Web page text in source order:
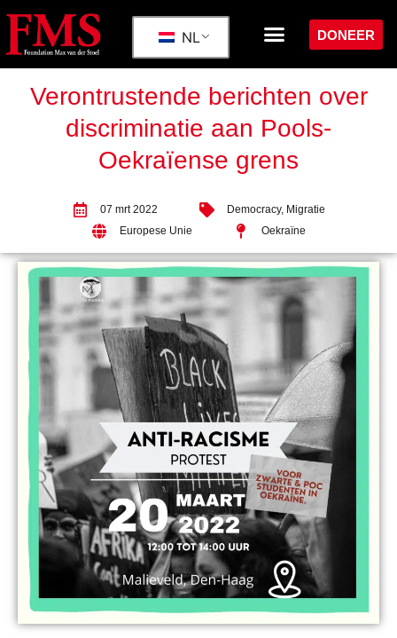
NL DONEER
Verontrustende berichten over
discriminatie aan Pools-
Oekraïense grens
07 mrt 2022 Democracy, Migratie
Europese Unie
Oekraïne